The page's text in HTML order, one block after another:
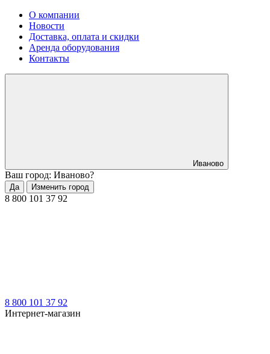
О компании
Новости
Доставка, оплата и скидки
Аренда оборудования
Контакты
Иваново
Ваш город: Иваново?
Да Изменить город
8 800 101 37 92
8 800 101 37 92
Интернет-магазин